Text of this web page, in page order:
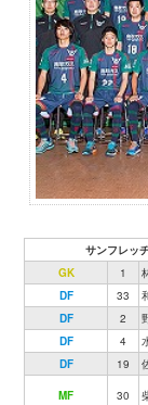
サンフレッ
GK
1
DF
33
DF
2
DF
4
DF
19
MF 30